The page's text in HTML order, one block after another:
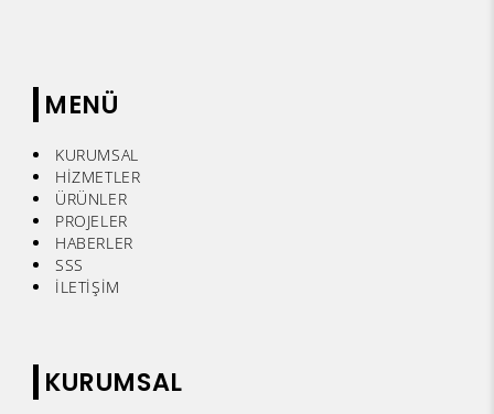
MENÜ
KURUMSAL
HİZMETLER
ÜRÜNLER
PROJELER
HABERLER
SSS
İLETİŞİM
KURUMSAL